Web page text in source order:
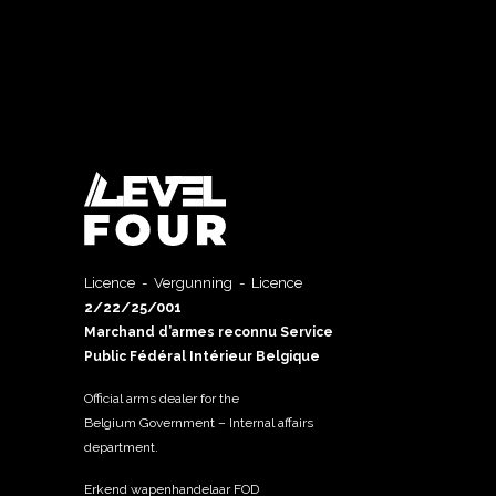
Licence - Vergunning - Licence
2/22/25/001
Marchand d’armes reconnu Service
Public Fédéral Intérieur Belgique
Official arms dealer for the
Belgium Government – Internal affairs
department.
Erkend wapenhandelaar FOD